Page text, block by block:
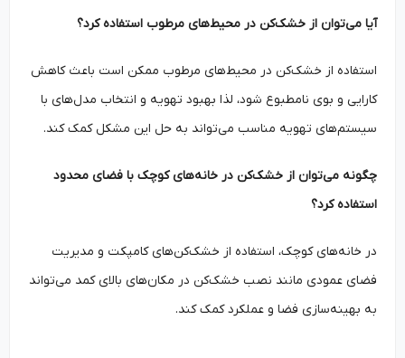
آیا می‌توان از خشک‌کن در محیط‌های مرطوب استفاده کرد؟
استفاده از خشک‌کن در محیط‌های مرطوب ممکن است باعث کاهش
کارایی و بوی نامطبوع شود، لذا بهبود تهویه و انتخاب مدل‌های با
سیستم‌های تهویه مناسب می‌تواند به حل این مشکل کمک کند.
چگونه می‌توان از خشک‌کن در خانه‌های کوچک با فضای محدود
استفاده کرد؟
در خانه‌های کوچک، استفاده از خشک‌کن‌های کامپکت و مدیریت
فضای عمودی مانند نصب خشک‌کن در مکان‌های بالای کمد می‌تواند
به بهینه‌سازی فضا و عملکرد کمک کند.